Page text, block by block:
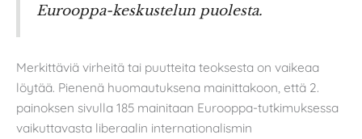
Eurooppa-keskustelun puolesta.
Merkittäviä virheitä tai puutteita teoksesta on vaikeaa
löytää. Pienenä huomautuksena mainittakoon, että 2.
painoksen sivulla 185 mainitaan Eurooppa-tutkimuksessa
vaikuttavasta liberaalin internationalismin